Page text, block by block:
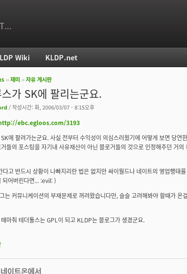
››재미 ››자유 게시판
가 SK에 팔리는군요.
/ 작성시간: 화, 2006/03/07 - 8:15오후
ebc.egloos.com/3193
에 팔려가는군요. 사실 전부터 수익성이 의심스러웠기에 어떻게 보면 당연
들의 포스팅을 자기내 사유재산이 아닌 블로거들의 것으로 인정해주던 거
다고 반드시 상황이 나빠지리란 법은 없지만 싸이월드나 네이트의 영업행태
되어버린다면... :evil: )
는 커뮤니케이션의 부재문제로 꺼려왔습니다만, 슬슬 고려해봐야 할때가 온
마춰 테더툴스는 GPL이 되고 KLDP는 블로그가 생겼군요.
이트온에서
Wiki KLDP.net